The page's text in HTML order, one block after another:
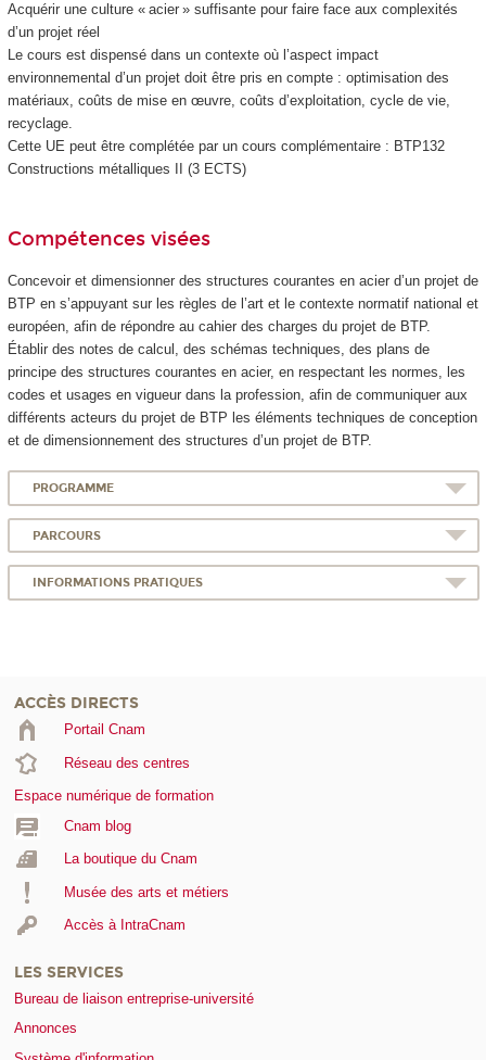
Acquérir une culture « acier » suffisante pour faire face aux complexités
d’un projet réel
Le cours est dispensé dans un contexte où l’aspect impact
environnemental d’un projet doit être pris en compte : optimisation des
matériaux, coûts de mise en œuvre, coûts d’exploitation, cycle de vie,
recyclage.
Cette UE peut être complétée par un cours complémentaire : BTP132
Constructions métalliques II (3 ECTS)
Compétences visées
Concevoir et dimensionner des structures courantes en acier d’un projet de
BTP en s’appuyant sur les règles de l’art et le contexte normatif national et
européen, afin de répondre au cahier des charges du projet de BTP.
Établir des notes de calcul, des schémas techniques, des plans de
principe des structures courantes en acier, en respectant les normes, les
codes et usages en vigueur dans la profession, afin de communiquer aux
différents acteurs du projet de BTP les éléments techniques de conception
et de dimensionnement des structures d’un projet de BTP.
PROGRAMME
PARCOURS
INFORMATIONS PRATIQUES
ACCÈS DIRECTS
Portail Cnam
Réseau des centres
Espace numérique de formation
Cnam blog
La boutique du Cnam
Musée des arts et métiers
Accès à IntraCnam
LES SERVICES
Bureau de liaison entreprise-université
Annonces